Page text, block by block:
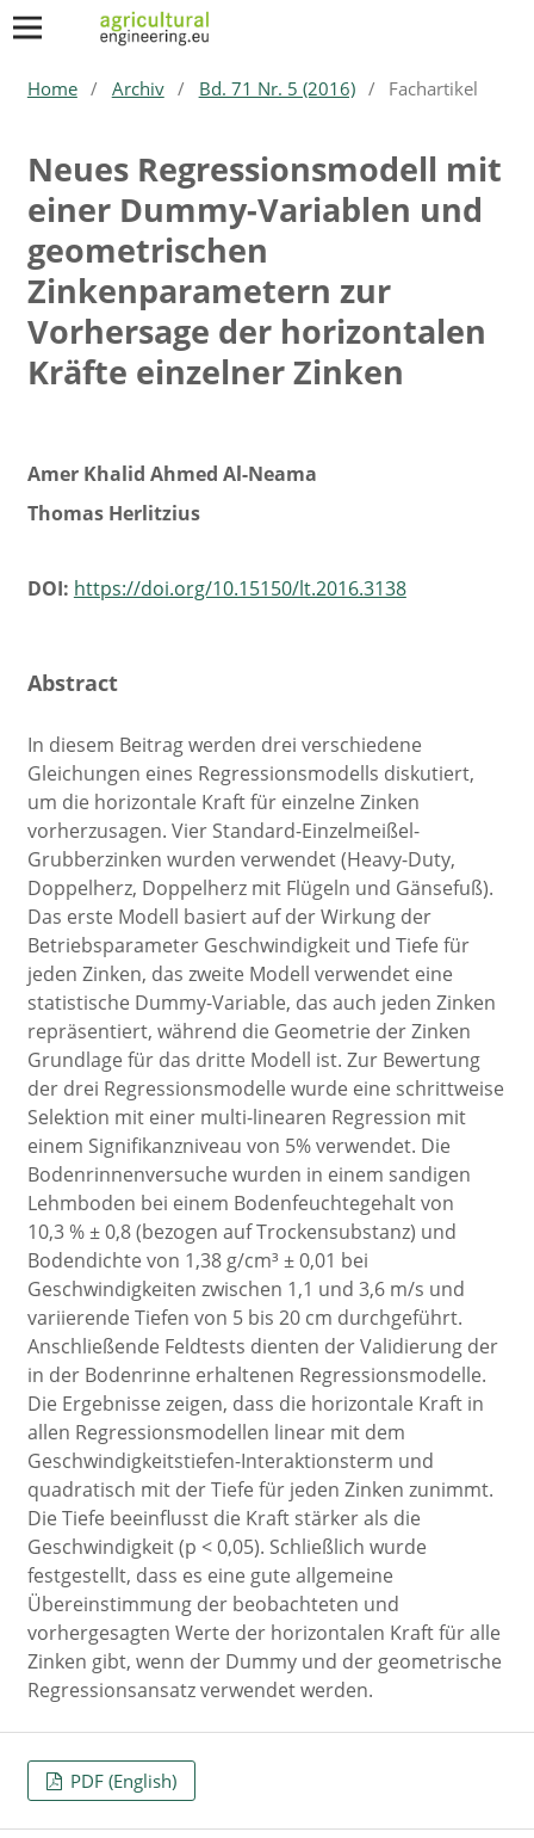
Home / Archiv / Bd. 71 Nr. 5 (2016) / Fachartikel
Neues Regressionsmodell mit
einer Dummy-Variablen und
geometrischen
Zinkenparametern zur
Vorhersage der horizontalen
Kräfte einzelner Zinken
Amer Khalid Ahmed Al-Neama
Thomas Herlitzius
DOI: https://doi.org/10.15150/lt.2016.3138
Abstract
In diesem Beitrag werden drei verschiedene
Gleichungen eines Regressionsmodells diskutiert,
um die horizontale Kraft für einzelne Zinken
vorherzusagen. Vier Standard-Einzelmeißel-
Grubberzinken wurden verwendet (Heavy-Duty,
Doppelherz, Doppelherz mit Flügeln und Gänsefuß).
Das erste Modell basiert auf der Wirkung der
Betriebsparameter Geschwindigkeit und Tiefe für
jeden Zinken, das zweite Modell verwendet eine
statistische Dummy-Variable, das auch jeden Zinken
repräsentiert, während die Geometrie der Zinken
Grundlage für das dritte Modell ist. Zur Bewertung
der drei Regressionsmodelle wurde eine schrittweise
Selektion mit einer multi-linearen Regression mit
einem Signifikanzniveau von 5% verwendet. Die
Bodenrinnenversuche wurden in einem sandigen
Lehmboden bei einem Bodenfeuchtegehalt von
10,3 % ± 0,8 (bezogen auf Trockensubstanz) und
Bodendichte von 1,38 g/cm³ ± 0,01 bei
Geschwindigkeiten zwischen 1,1 und 3,6 m/s und
variierende Tiefen von 5 bis 20 cm durchgeführt.
Anschließende Feldtests dienten der Validierung der
in der Bodenrinne erhaltenen Regressionsmodelle.
Die Ergebnisse zeigen, dass die horizontale Kraft in
allen Regressionsmodellen linear mit dem
Geschwindigkeitstiefen-Interaktionsterm und
quadratisch mit der Tiefe für jeden Zinken zunimmt.
Die Tiefe beeinflusst die Kraft stärker als die
Geschwindigkeit (p < 0,05). Schließlich wurde
festgestellt, dass es eine gute allgemeine
Übereinstimmung der beobachteten und
vorhergesagten Werte der horizontalen Kraft für alle
Zinken gibt, wenn der Dummy und der geometrische
Regressionsansatz verwendet werden.
PDF (English)